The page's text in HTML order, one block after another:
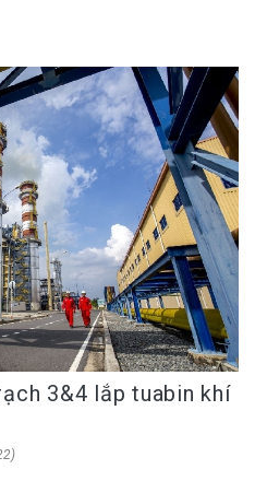
3&4 lắp tuabin khí